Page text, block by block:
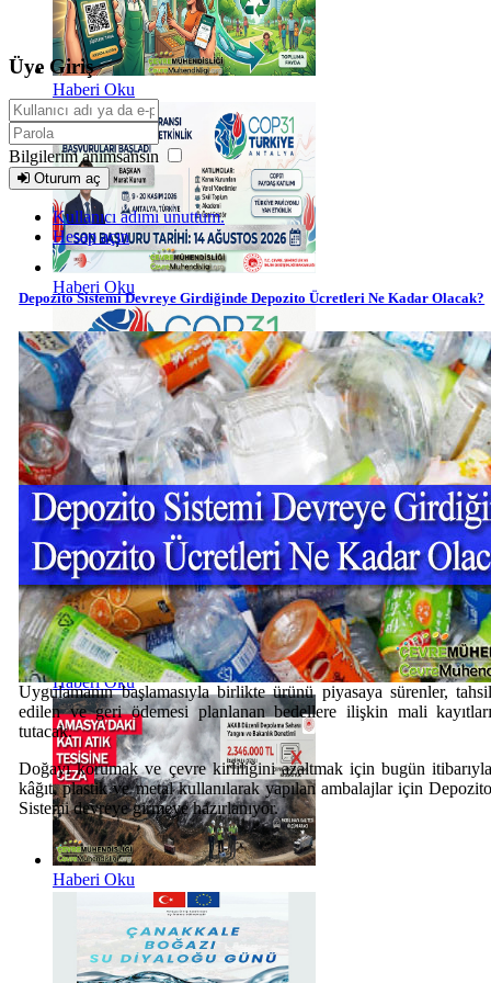
Haberi Oku
Haberi Oku
Haberi Oku
Haberi Oku
Haberi Oku
Üye Giriş
Bilgilerim anımsansın
Oturum aç
Kullanıcı adımı unuttum.
Hesap açın
Depozito Sistemi Devreye Girdiğinde Depozito Ücretleri Ne Kadar Olacak?
Uygulamanın başlamasıyla birlikte ürünü piyasaya sürenler,
edilen ve geri ödemesi planlanan bedellere ilişkin mali
tutacak.
Doğayı korumak ve çevre kirliliğini azaltmak için bugün
kâğıt, plastik ve metal kullanılarak yapılan ambalajlar için
Sistemi devreye girmeye hazırlanıyor.